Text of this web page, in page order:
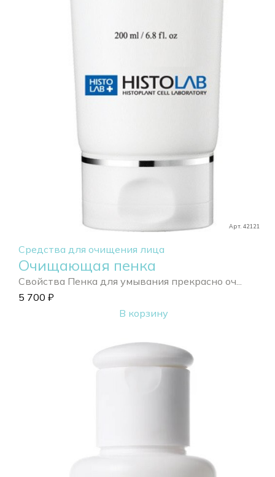
Арт. 42121
Средства для очищения лица
Очищающая пенка
Свойства Пенка для умывания прекрасно оч...
5 700 ₽
В корзину